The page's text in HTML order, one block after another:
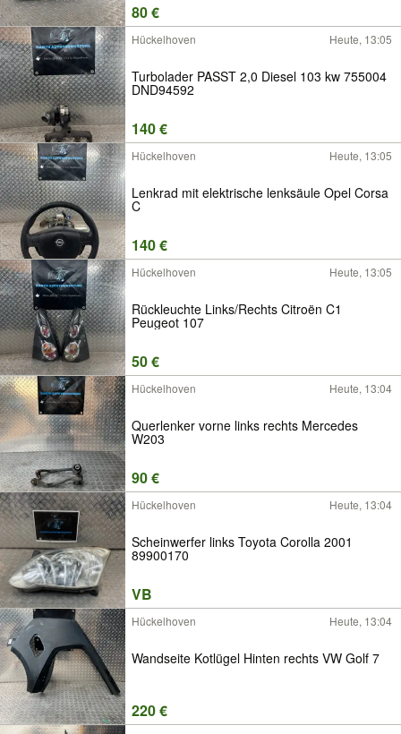
80 €
Hückelhoven Heute, 13:05
Turbolader PASST 2,0 Diesel 103 kw 755004
DND94592
140 €
Hückelhoven Heute, 13:05
Lenkrad mit elektrische lenksäule Opel Corsa
C
140 €
Hückelhoven Heute, 13:05
Rückleuchte Links/Rechts Citroën C1
Peugeot 107
50 €
Hückelhoven Heute, 13:04
Querlenker vorne links rechts Mercedes
W203
90 €
Hückelhoven Heute, 13:04
Scheinwerfer links Toyota Corolla 2001
89900170
VB
Hückelhoven Heute, 13:04
Wandseite Kotlügel Hinten rechts VW Golf 7
220 €